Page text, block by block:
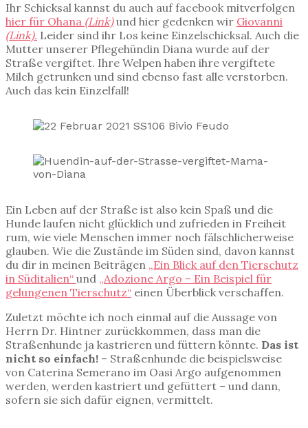
Ihr Schicksal kannst du auch auf facebook mitverfolgen
hier für Ohana (Link)und hier gedenken wir Giovanni
(Link). Leider sind ihr Los keine Einzelschicksal. Auch die
Mutter unserer Pflegehündin Diana wurde auf der
Straße vergiftet. Ihre Welpen haben ihre vergiftete
Milch getrunken und sind ebenso fast alle verstorben.
Auch das kein Einzelfall!
Ein Leben auf der Straße ist also kein Spaß und die
Hunde laufen nicht glücklich und zufrieden in Freiheit
rum, wie viele Menschen immer noch fälschlicherweise
glauben. Wie die Zustände im Süden sind, davon kannst
du dir in meinen Beiträgen „Ein Blick auf den Tierschutz
in Süditalien“ und „Adozione Argo – Ein Beispiel für
gelungenen Tierschutz“ einen Überblick verschaffen.
Zuletzt möchte ich noch einmal auf die Aussage von
Herrn Dr. Hintner zurückkommen, dass man die
Straßenhunde ja kastrieren und füttern könnte. Das ist
nicht so einfach! – Straßenhunde die beispielsweise
von Caterina Semerano im Oasi Argo aufgenommen
werden, werden kastriert und gefüttert – und dann,
sofern sie sich dafür eignen, vermittelt.